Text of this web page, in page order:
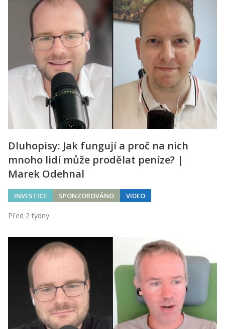
Dluhopisy: Jak fungují a proč na nich
mnoho lidí může prodělat peníze? |
Marek Odehnal
INVESTICE SPONZOROVÁNO VIDEO
Před 2 týdny